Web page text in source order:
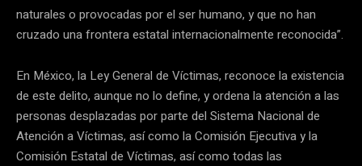
naturales o provocadas por el ser humano, y que no han
cruzado una frontera estatal internacionalmente reconocida”.
En México, la Ley General de Víctimas, reconoce la existencia
de este delito, aunque no lo define, y ordena la atención a las
personas desplazadas por parte del Sistema Nacional de
Atención a Víctimas, así como la Comisión Ejecutiva y la
Comisión Estatal de Víctimas, así como todas las